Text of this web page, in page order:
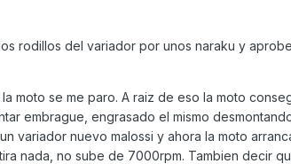
rodillos del variador por unos naraku y
moto se me paro. A raiz de eso la moto
embrague, engrasado el mismo
variador nuevo malossi y ahora la moto
nada, no sube de 7000rpm. Tambien decir